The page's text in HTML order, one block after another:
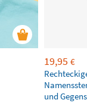
19,95 €
und